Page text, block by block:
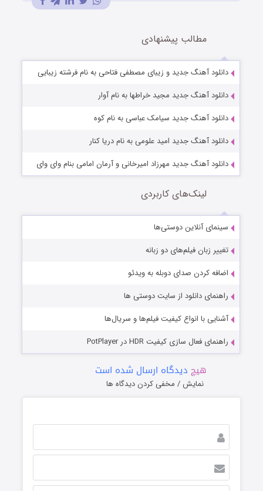
مطالب پیشنهادی
دانلود آهنگ جدید و زیبای مصطفی فتاحی به نام فرشته زیبایی
دانلود آهنگ جدید مجید خراطها به نام آوار
دانلود آهنگ جدید سیامک عباسی به نام کوه
دانلود آهنگ جدید امید علومی به نام دریا کنار
دانلود آهنگ جدید مهرزاد امیرخانی و آرمان امامی بنام وای وای
لینک‌های کاربردی
سینمای آنلاین دوستی‌ها
تغییر زبان فیلم‌های دو زبانه
اضافه کردن صدای دوبله به ویدئو
راهنمای دانلود از سایت دوستی ها
آشنایی با انواع کیفیت فیلم‌ها و سریال‌ها
راهنمای فعال سازی کیفیت HDR در PotPlayer
هیچ دیدگاه ارسال شده است
نمایش / مخفی کردن دیدگاه ها